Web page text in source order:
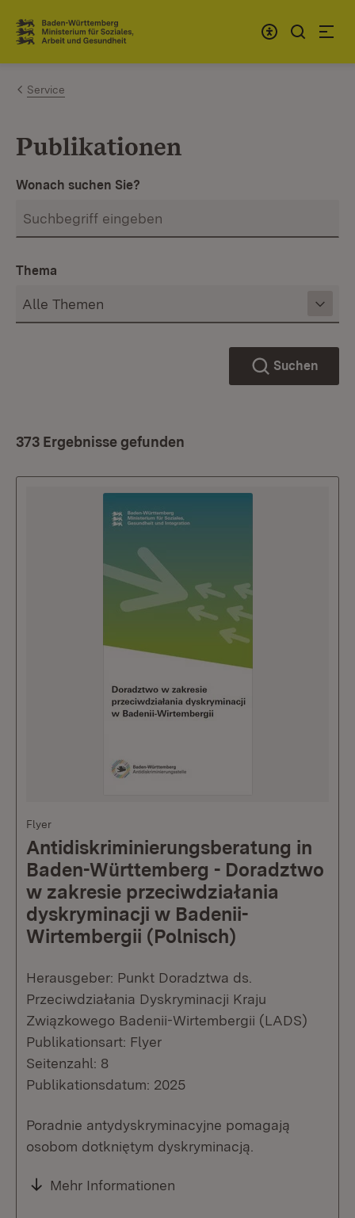
Zum Inhalt springen
Link zur Startseite
Service
Publikationen
Wonach suchen Sie?
Thema
Suchen
373 Ergebnisse gefunden
Flyer
Antidiskriminierungsberatung in
Baden-Württemberg - Doradztwo
w zakresie przeciwdziałania
dyskryminacji w Badenii-
Wirtembergii (Polnisch)
Herausgeber: Punkt Doradztwa ds.
Przeciwdziałania Dyskryminacji Kraju
Związkowego Badenii-Wirtembergii (LADS)
Publikationsart: Flyer
Seitenzahl: 8
Publikationsdatum: 2025
Poradnie antydyskryminacyjne pomagają
osobom dotkniętym dyskryminacją.
Mehr Informationen